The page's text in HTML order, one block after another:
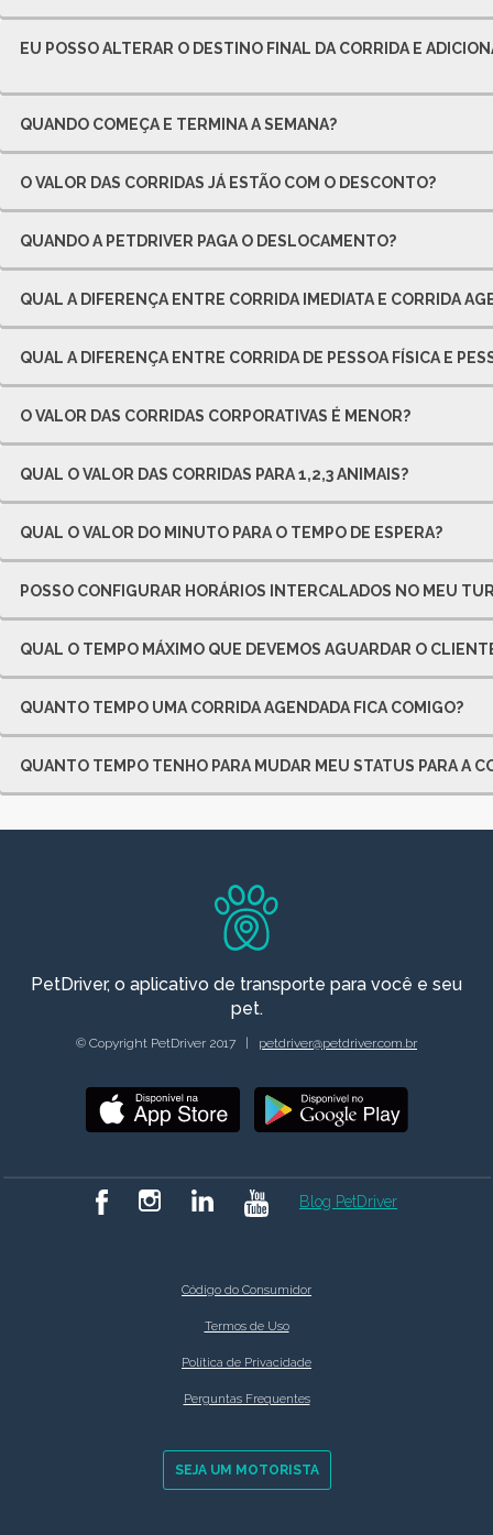
EU POSSO ALTERAR O DESTINO FINAL DA CORRIDA E
QUANDO COMEÇA E TERMINA A SEMANA?
O VALOR DAS CORRIDAS JÁ ESTÃO COM O DESCONTO?
QUANDO A PETDRIVER PAGA O DESLOCAMENTO?
QUAL A DIFERENÇA ENTRE CORRIDA IMEDIATA E CORRIDA
QUAL A DIFERENÇA ENTRE CORRIDA DE PESSOA FÍSICA E
O VALOR DAS CORRIDAS CORPORATIVAS É MENOR?
QUAL O VALOR DAS CORRIDAS PARA 1,2,3 ANIMAIS?
QUAL O VALOR DO MINUTO PARA O TEMPO DE ESPERA?
POSSO CONFIGURAR HORÁRIOS INTERCALADOS NO MEU
QUAL O TEMPO MÁXIMO QUE DEVEMOS AGUARDAR O
QUANTO TEMPO UMA CORRIDA AGENDADA FICA COMIGO?
QUANTO TEMPO TENHO PARA MUDAR MEU STATUS PARA A
PetDriver, o aplicativo de transporte para você e seu
pet.
© Copyright PetDriver 2017 | petdriver@petdriver.com.br
Blog PetDriver
Código do Consumidor
Termos de Uso
Política de Privacidade
Perguntas Frequentes
SEJA UM MOTORISTA